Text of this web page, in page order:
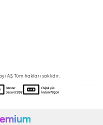
A.Ş. Tüm hakları saklıdır.